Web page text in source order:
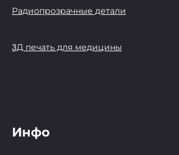
Радиопрозрачные детали
3Д печать для медицины
Инфо